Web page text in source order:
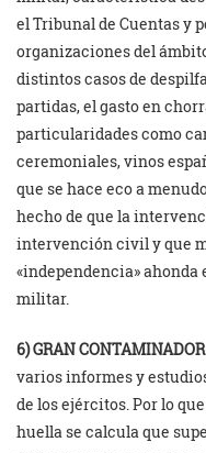
el Tribunal de Cuentas y
organizaciones del
distintos casos de
partidas, el gasto en
particularidades como
ceremoniales, vinos
que se hace eco a
hecho de que la
intervención civil y que
«independencia»
militar.
6) GRAN
varios informes y
de los ejércitos. Por lo
huella se calcula que